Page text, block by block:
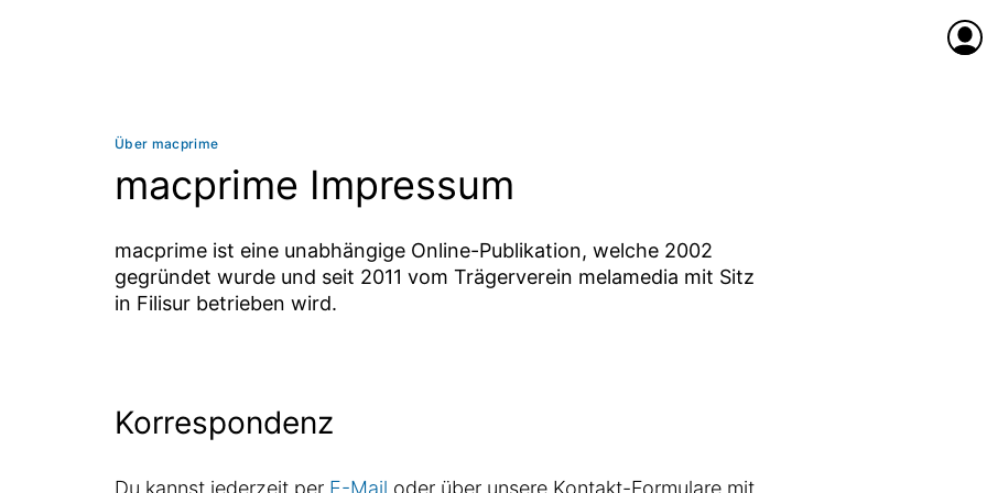
Über macprime
macprime Impressum
macprime ist eine unabhängige Online-Publikation, welche 2002
gegründet wurde und seit 2011 vom Trägerverein melamedia mit Sitz
in Filisur betrieben wird.
Korrespondenz
Du kannst jederzeit per E-Mail oder über unsere Kontakt-Formulare mit